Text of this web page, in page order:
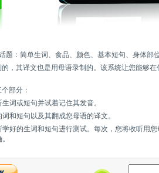
题：简单生词、食品、颜色、基本短句、身体部
，其译文也是用母语录制的。该系统让您能够
部分：
词或短句并试着记住其发音。
和短句以及其翻成您母语的译文。
好的生词和短句进行测试。每次，您将收听用